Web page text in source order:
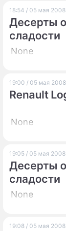
18:54 / 05 мая 2008
Десерты
сладости
None
19:00 / 05 мая 2008
Renault
None
19:05 / 05 мая 2008
Десерты
сладости
None
19:08 / 05 мая 2008